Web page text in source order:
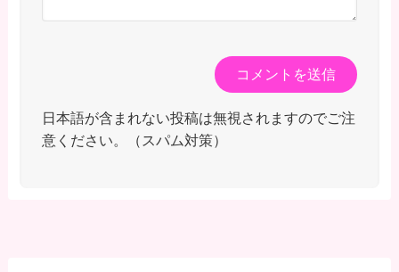
日本語が含まれない投稿は無視されますのでご注
意ください。（スパム対策）